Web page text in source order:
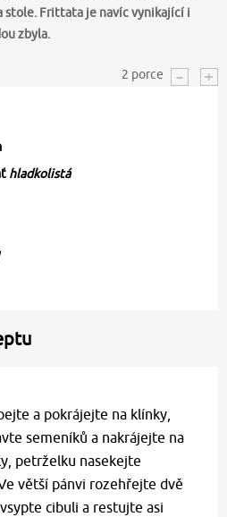
stole. Frittata je navíc vynikající i
zbyla.
2 porce
hladkolistá
a pokrájejte na klínky,
semeníků a nakrájejte na
petrželku nasekejte
větší pánvi rozehřejte dvě
cibuli a restujte asi